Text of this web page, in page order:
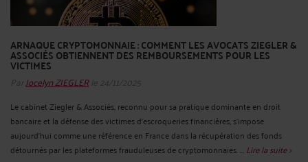
ARNAQUE CRYPTOMONNAIE : COMMENT LES AVOCATS ZIEGLER &
ASSOCIÉS OBTIENNENT DES REMBOURSEMENTS POUR LES
VICTIMES
Par Jocelyn ZIEGLERle 24/11/2025
Le cabinet Ziegler & Associés, reconnu pour sa pratique dominante en droit
bancaire et la défense des victimes d’escroqueries financières, s’impose
aujourd’hui comme une référence en France dans la récupération des fonds
détournés par les plateformes frauduleuses de cryptomonnaies. ... Lire la suite >